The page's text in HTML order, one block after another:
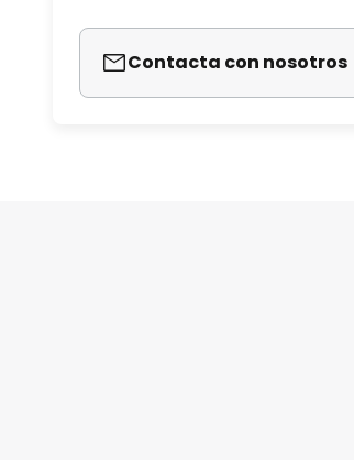
Contacta con nosotros